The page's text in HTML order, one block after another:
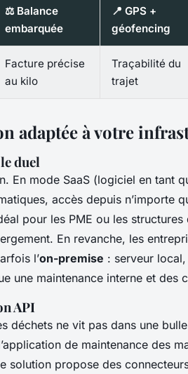
⚖️ Balance
embarquée
📍 GPS +
géofencing
Facture précise
au kilo
Traçabilité du
trajet
adaptée à votre
duel
En mode SaaS (logiciel en tant
accès depuis n’importe
pour les PME ou les
En revanche, les
l’on-premise : serveur
une maintenance interne et des
API
déchets ne vit pas dans une
de maintenance des
solution propose des